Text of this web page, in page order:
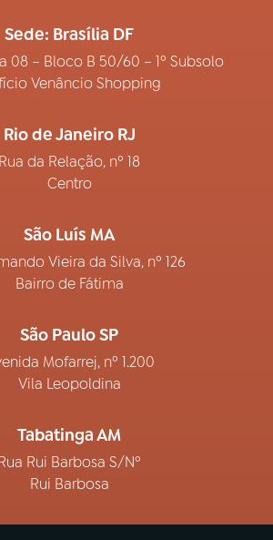
Sede: Brasília DF
08 – Bloco B 50/60 – 1º Subsolo
Venâncio Shopping
Rio de Janeiro RJ
Rua da Relação, nº 18
Centro
São Luís MA
Vieira da Silva, nº 126
Bairro de Fátima
São Paulo SP
Mofarrej, nº 1.200
Vila Leopoldina
Tabatinga AM
Rui Barbosa S/Nº
Rui Barbosa